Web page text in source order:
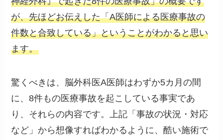
が、先ほどお伝えした「A医師による医療事故の
件数と合致している」ということがわかると思い
ます。
驚くべきは、脳外科医A医師はわずか5カ月の間
に、8件もの医療事故を起こしている事実であ
り、それらの内容です。上記「事故の状況・対応
など」から想像すればわかるように、酷い施術で